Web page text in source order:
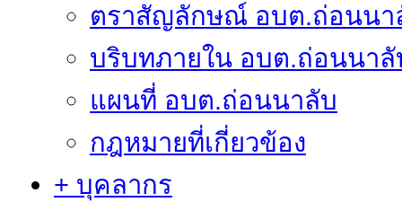
ตราสัญลักษณ์ อบต.ถ่อนนา
บริบทภายใน อบต.ถ่อนนา
แผนที่ อบต.ถ่อนนาลับ
กฎหมายที่เกี่ยวข้อง
+ บุคลากร